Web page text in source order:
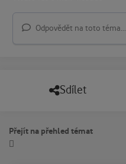
Odpovědět na toto téma...
Sdílet
Přejít na přehled témat